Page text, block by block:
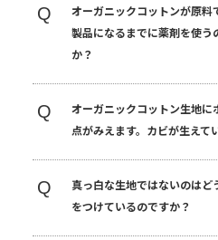
Q
オーガニックコットンが原料
製品になるまでに薬剤を使う
か？
Q
オーガニックコットン生地に
点がみえます。カビが生えて
Q
真っ白な生地ではないのはど
をつけているのですか？